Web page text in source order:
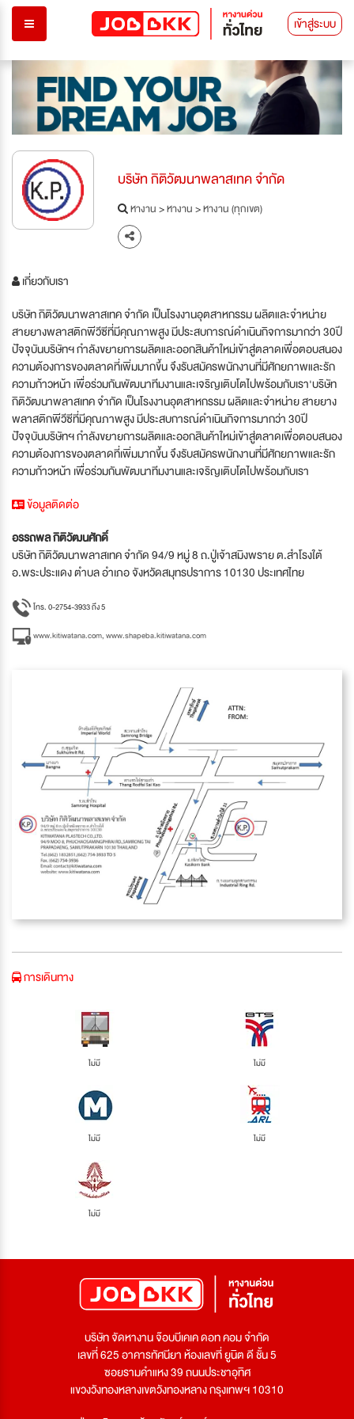
เข้าสู่ระบบ
บริษัท กิติวัฒนาพลาสเทค จำกัด
หางาน>หางาน>หางาน (ทุกเขต)
เกี่ยวกับเรา
บริษัท กิติวัฒนาพลาสเทค จำกัด เป็นโรงงานอุตสาหกรรม ผลิตและจำหน่าย
สายยางพลาสติกพีวีซีที่มีคุณภาพสูง มีประสบการณ์ดำเนินกิจการมากว่า 30ปี
ปัจจุบันบริษัทฯ กำลังขยายการผลิตและออกสินค้าใหม่เข้าสู่ตลาดเพื่อตอบสนอง
ความต้องการของตลาดที่เพิ่มมากขึ้น จึงรับสมัครพนักงานที่มีศักยภาพและรัก
ความก้าวหน้า เพื่อร่วมกันพัฒนาทีมงานและเจริญเติบโตไปพร้อมกับเรา'บริษัท
กิติวัฒนาพลาสเทค จำกัด เป็นโรงงานอุตสาหกรรม ผลิตและจำหน่าย สายยาง
พลาสติกพีวีซีที่มีคุณภาพสูง มีประสบการณ์ดำเนินกิจการมากว่า 30ปี
ปัจจุบันบริษัทฯ กำลังขยายการผลิตและออกสินค้าใหม่เข้าสู่ตลาดเพื่อตอบสนอง
ความต้องการของตลาดที่เพิ่มมากขึ้น จึงรับสมัครพนักงานที่มีศักยภาพและรัก
ความก้าวหน้า เพื่อร่วมกันพัฒนาทีมงานและเจริญเติบโตไปพร้อมกับเรา
ข้อมูลติดต่อ
อรรถพล กิติวัฒนศักดิ์
บริษัท กิติวัฒนาพลาสเทค จำกัด 94/9 หมู่ 8 ถ.ปู่เจ้าสมิงพราย ต.สำโรงใต้
อ.พระประแดง ตำบล อำเภอ จังหวัดสมุทรปราการ 10130 ประเทศไทย
โทร. 0-2754-3933 ถึง 5
www.kitiwatana.com, www.shapeba.kitiwatana.com
การเดินทาง
ไม่มี ไม่มี
ไม่มี ไม่มี
ไม่มี
บริษัท จัดหางาน จ๊อบบีเคเค ดอท คอม จำกัด
เลขที่ 625 อาคารทัศนียา ห้องเลขที่ ยูนิต ดี ชั้น 5
ซอยรามคำแหง 39 ถนนประชาอุทิศ
แขวงวังทองหลางเขตวังทองหลาง กรุงเทพฯ 10310